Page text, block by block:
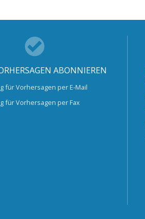
ABONNIEREN
für Vorhersagen per E-Mail
für Vorhersagen per Fax